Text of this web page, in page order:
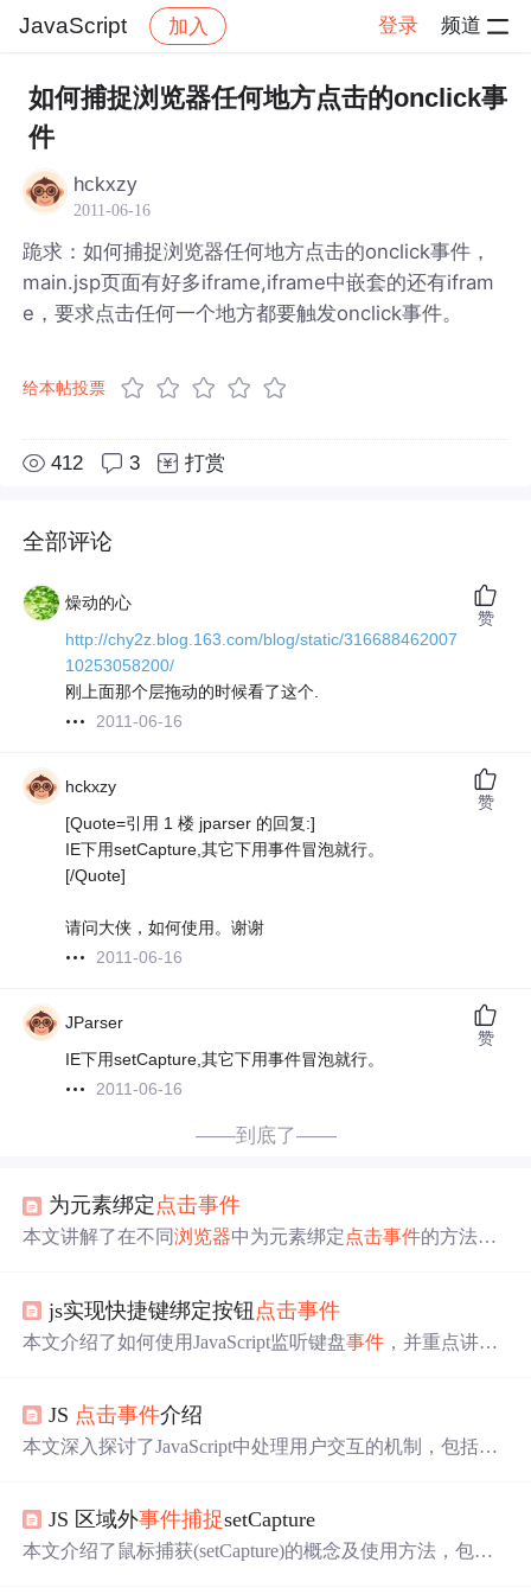
JavaScript 加入 登录 频道
社区 JavaScript 帖子详情
如何捕捉浏览器任何地方点击的onclick事
件
hckxzy
2011-06-16
跪求：如何捕捉浏览器任何地方点击的onclick事件，
main.jsp页面有好多iframe,iframe中嵌套的还有ifram
e，要求点击任何一个地方都要触发onclick事件。
给本帖投票
412 3 打赏
全部评论
燥动的心
http://chy2z.blog.163.com/blog/static/316688462007
10253058200/
刚上面那个层拖动的时候看了这个.
2011-06-16
赞
hckxzy
[Quote=引用 1 楼 jparser 的回复:]
IE下用setCapture,其它下用事件冒泡就行。
[/Quote]
请问大侠，如何使用。谢谢
2011-06-16
赞
JParser
IE下用setCapture,其它下用事件冒泡就行。
2011-06-16
赞
——到底了——
为元素绑定 点击事件
本文讲解了在不同浏览器中为元素绑定点击事件的方法，
象是否包含特定方法和字符串操作技巧。
js实现快捷键绑定按钮 点击事件
本文介绍了如何使用JavaScript监听键盘事件 ，并重点讲解
JS 点击事件介绍
本文深入探讨了JavaScript中处理用户交互的机制，包括事
级 事件和dom2级事件监听函数绑定事件
展示了如何获取元素并修改其背景颜色，解释了事件处理
JS 区域外事件捕捉setCapture
本文介绍了鼠标捕获(setCapture)的概念及使用方法，包括